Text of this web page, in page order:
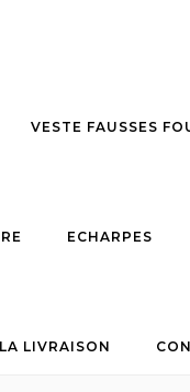
VESTE FAUSSES
ECHARPES
LIVRAISON